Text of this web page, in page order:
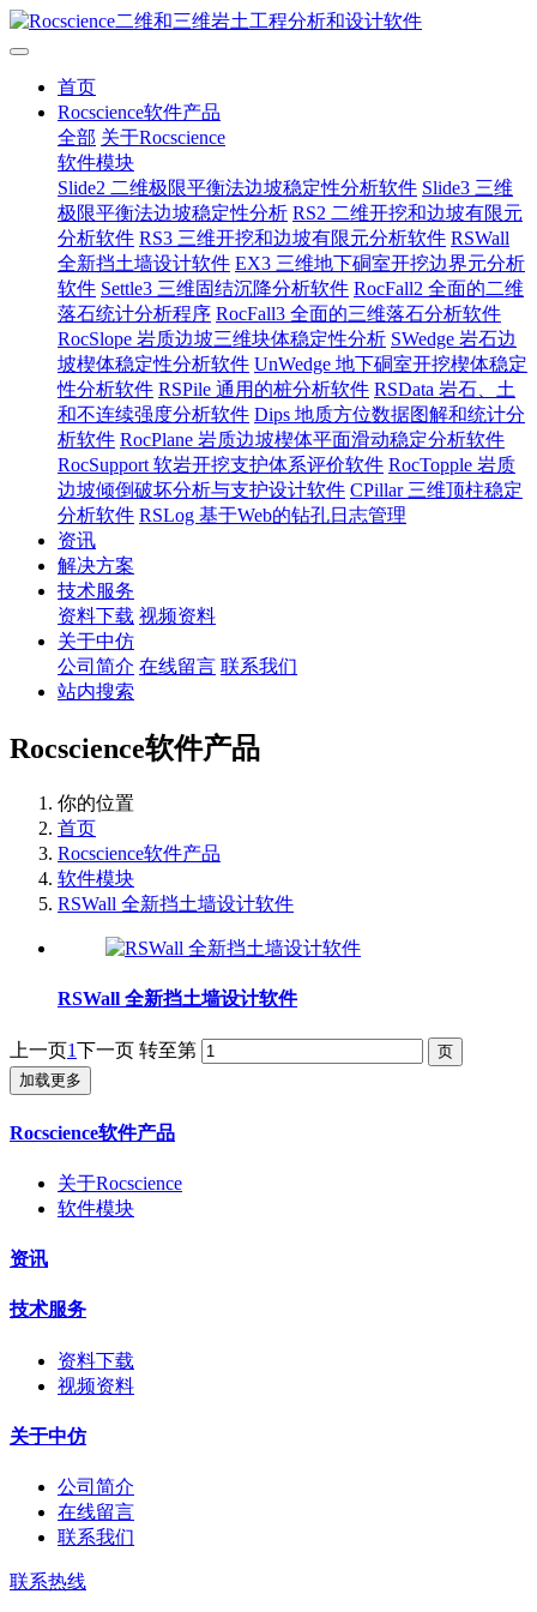
首页
Rocscience软件产品
全部 关于Rocscience
软件模块
Slide2 二维极限平衡法边坡稳定性分析软件 Slide3 三维
极限平衡法边坡稳定性分析 RS2 二维开挖和边坡有限元
分析软件 RS3 三维开挖和边坡有限元分析软件 RSWall
全新挡土墙设计软件 EX3 三维地下硐室开挖边界元分析
软件 Settle3 三维固结沉降分析软件 RocFall2 全面的二维
落石统计分析程序 RocFall3 全面的三维落石分析软件
RocSlope 岩质边坡三维块体稳定性分析 SWedge 岩石边
坡楔体稳定性分析软件 UnWedge 地下硐室开挖楔体稳定
性分析软件 RSPile 通用的桩分析软件 RSData 岩石、土
和不连续强度分析软件 Dips 地质方位数据图解和统计分
析软件 RocPlane 岩质边坡楔体平面滑动稳定分析软件
RocSupport 软岩开挖支护体系评价软件 RocTopple 岩质
边坡倾倒破坏分析与支护设计软件 CPillar 三维顶柱稳定
分析软件 RSLog 基于Web的钻孔日志管理
资讯
解决方案
技术服务
资料下载 视频资料
关于中仿
公司简介 在线留言 联系我们
站内搜索
Rocscience软件产品
你的位置
首页
Rocscience软件产品
软件模块
RSWall 全新挡土墙设计软件
RSWall 全新挡土墙设计软件
上一页1下一页 转至第
加载更多
Rocscience软件产品
关于Rocscience
软件模块
资讯
技术服务
资料下载
视频资料
关于中仿
公司简介
在线留言
联系我们
联系热线